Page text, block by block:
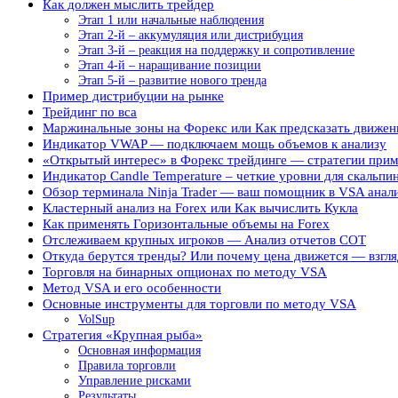
Как должен мыслить трейдер
Этап 1 или начальные наблюдения
Этап 2-й – аккумуляция или дистрибуция
Этап 3-й – реакция на поддержку и сопротивление
Этап 4-й – наращивание позиции
Этап 5-й – развитие нового тренда
Пример дистрибуции на рынке
Трейдинг по вса
Маржинальные зоны на Форекс или Как предсказать
Индикатор VWAP — подключаем мощь объемов к анализу
«Открытый интерес» в Форекс трейдинге — стратегии
Индикатор Candle Temperature – четкие уровни для
Обзор терминала Ninja Trader — ваш помощник в VSA
Кластерный анализ на Forex или Как вычислить Кукла
Как применять Горизонтальные объемы на Forex
Отслеживаем крупных игроков — Анализ отчетов COT
Откуда берутся тренды? Или почему цена движется —
Торговля на бинарных опционах по методу VSA
Метод VSA и его особенности
Основные инструменты для торговли по методу VSA
VolSup
Стратегия «Крупная рыба»
Основная информация
Правила торговли
Управление рисками